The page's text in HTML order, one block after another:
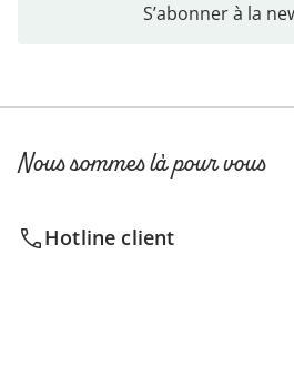
S’abonner à la
Nous sommes là pour vous
Hotline client